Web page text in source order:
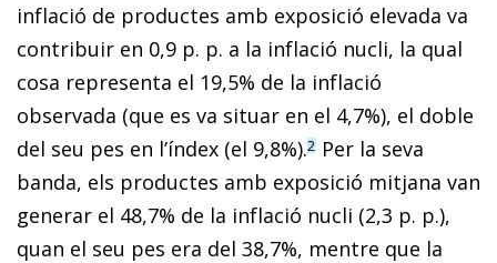
inflació de productes amb exposició elevada va
contribuir en 0,9 p. p. a la inflació nucli, la qual
cosa representa el 19,5% de la inflació
observada (que es va situar en el 4,7%), el doble
del seu pes en l’índex (el 9,8%).2 Per la seva
banda, els productes amb exposició mitjana van
generar el 48,7% de la inflació nucli (2,3 p. p.),
quan el seu pes era del 38,7%, mentre que la